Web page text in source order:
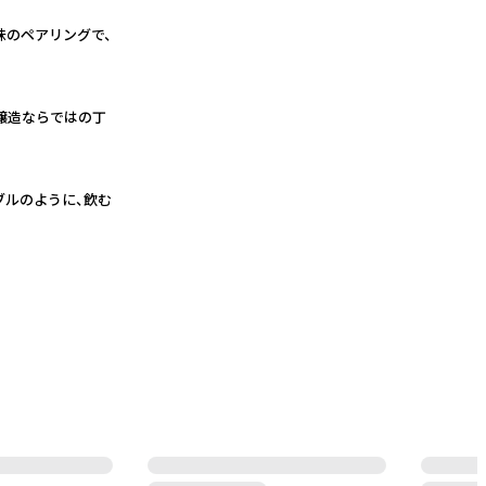
ペアリングで、
造ならではの丁
のように、飲む